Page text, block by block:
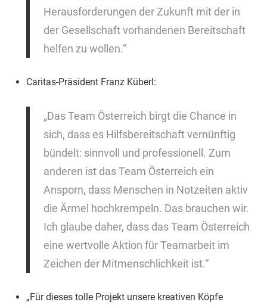
Herausforderungen der Zukunft mit der in
der Gesellschaft vorhandenen Bereitschaft
helfen zu wollen.“
Caritas-Präsident Franz Küberl:
„Das Team Österreich birgt die Chance in
sich, dass es Hilfsbereitschaft vernünftig
bündelt: sinnvoll und professionell. Zum
anderen ist das Team Österreich ein
Ansporn, dass Menschen in Notzeiten aktiv
die Ärmel hochkrempeln. Das brauchen wir.
Ich glaube daher, dass das Team Österreich
eine wertvolle Aktion für Teamarbeit im
Zeichen der Mitmenschlichkeit ist.“
„Für dieses tolle Projekt unsere kreativen Köpfe